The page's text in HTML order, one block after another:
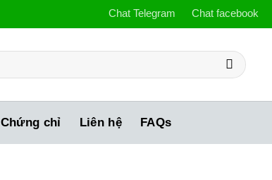
Chat Telegram Chat facebook
Chứng chỉ Liên hệ FAQs